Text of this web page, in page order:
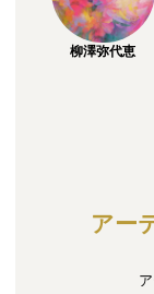
柳澤弥代恵
アー